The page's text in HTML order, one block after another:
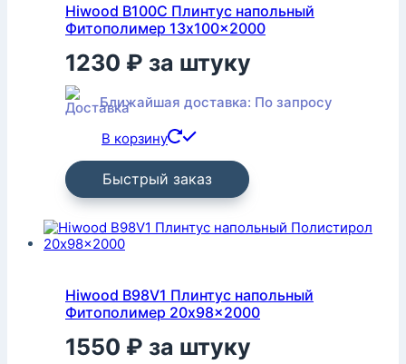
Hiwood B100C Плинтус напольный
Фитополимер 13x100x2000
1230 ₽ за штуку
Ближайшая доставка: По запросу
В корзину
Быстрый заказ
Hiwood B98V1 Плинтус напольный
Фитополимер 20x98x2000
1550 ₽ за штуку